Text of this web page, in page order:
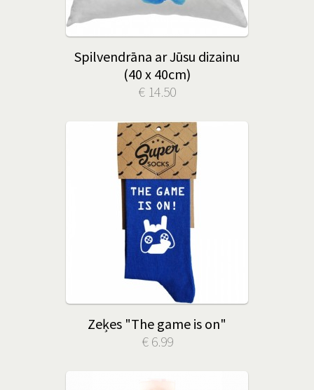
Spilvendrāna ar Jūsu dizainu
(40 x 40cm)
€ 14.50
Zeķes "The game is on"
€ 6.99